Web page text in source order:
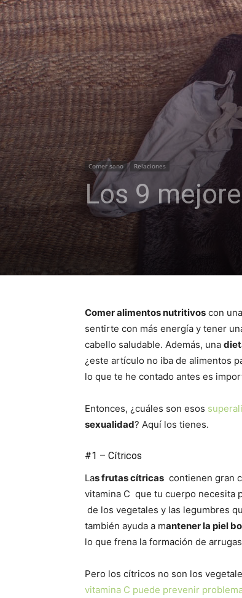
Comer sano Relaciones
Los 9
Comer alimentos nutritivos con
sentirte con más energía y tener
cabello saludable. Además, una
¿este artículo no iba de alimentos
lo que te he contado antes es
Entonces, ¿cuáles son esos
sexualidad? Aquí los tienes.
#1 – Cítricos
Las frutas cítricas contienen gran
vitamina C que tu cuerpo necesita
de los vegetales y las legumbres
también ayuda a mantener la piel
lo que frena la formación de
Pero los cítricos no son los
vitamina C puede prevenir